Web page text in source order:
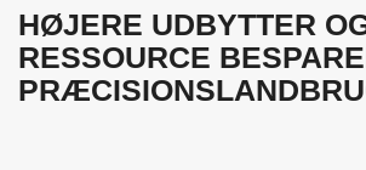
HØJERE UDBYTTER
RESSOURCE